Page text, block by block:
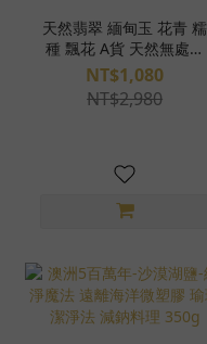
天然翡翠 緬甸玉 花青 糯
種 飄花 A貨 天然無處理
不鏽鋼項鍊 S26AG30-15
NT$1,080
NT$2,980